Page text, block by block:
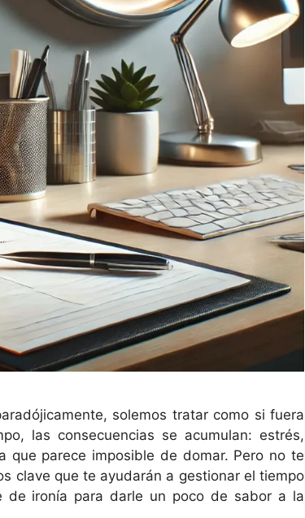
solemos tratar como si fuera
las consecuencias se acumulan: estrés,
parece imposible de domar. Pero no te
clave que te ayudarán a gestionar el tiempo
ironía para darle un poco de sabor a la